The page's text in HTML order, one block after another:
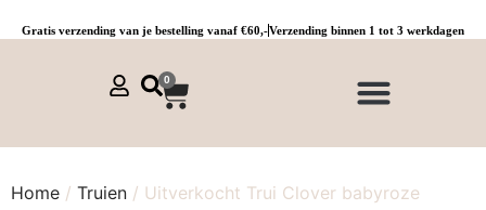
Gratis verzending van je bestelling vanaf €60,-Verzending binnen 1 tot 3 werkdagen
0
Home / Truien / Uitverkocht Trui Clover babyroze